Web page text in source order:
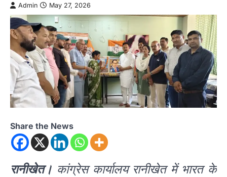
Admin May 27, 2026
Share the News
रानीखेत। कांग्रेस कार्यालय रानीखेत में भारत के